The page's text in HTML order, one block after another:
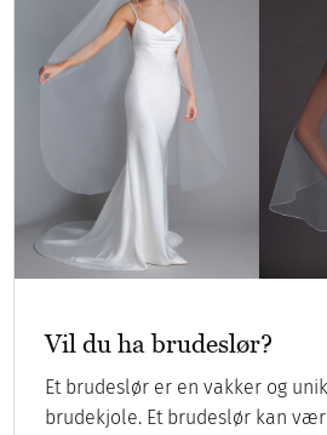
Vil du ha brudeslør?
Et brudeslør er en vakker og
brudekjole. Et brudeslør kan